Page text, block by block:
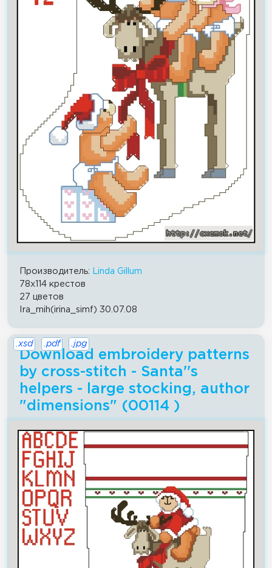
Производитель:
Linda Gillum
78x114 крестов
27 цветов
Ira_mih(irina_simf) 30.07.08
Download embroidery patterns
by cross-stitch - Santa''s
helpers - large stocking, author
"dimensions" (00114 )
.xsd .pdf .jpg